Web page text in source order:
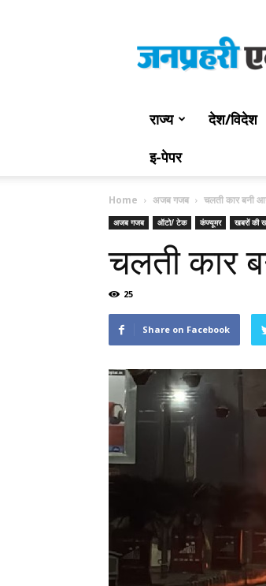
Prahari
Express
राज्य देश/विदेश
इ-पेपर
Home अजब गजब चलती कार बनी
अजब गजब ऑटो/ टेक कंज्यूमर खबरों की
चलती कार
25
Share on Facebook